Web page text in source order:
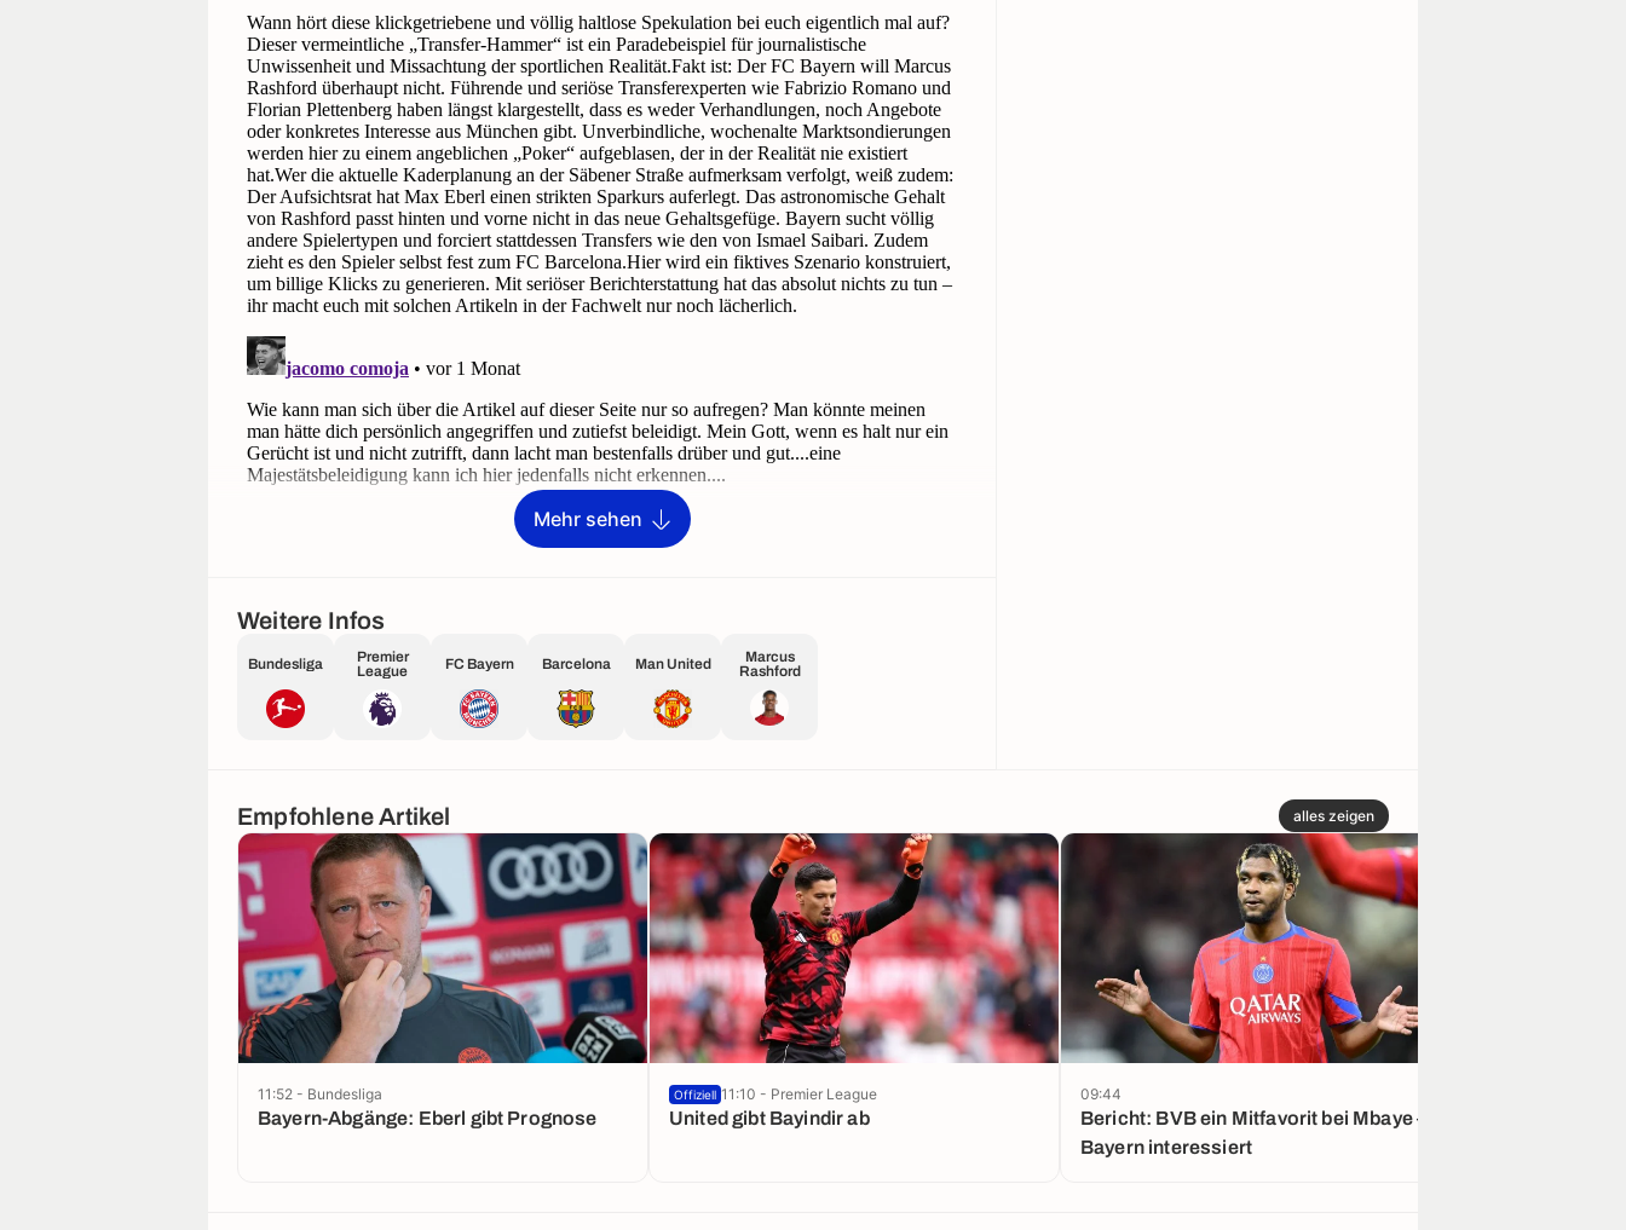
Mehr sehen
Weitere Infos
Bundesliga
Premier
League
FC Bayern Barcelona Man United
Marcus
Rashford
Empfohlene Artikel alles zeigen
Bayern-Abgänge: Eberl gibt Prognose
11:52 - Bundesliga
United gibt Bayindir ab
Offiziell 11:10 - Premier League
Bericht: BVB ein Mitfavorit bei Mbaye –
Bayern interessiert
09:44